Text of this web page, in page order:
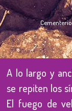
A lo largo y
se repiten los
El fuego de